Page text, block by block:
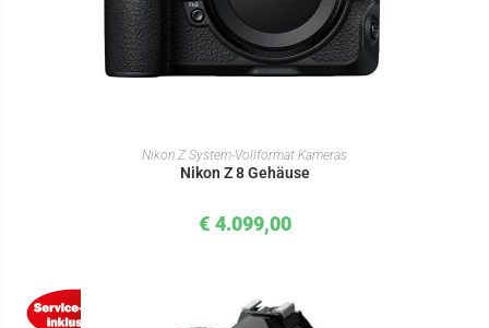
IN DEN WARENKORB
Nikon Z System-Vollformat Kameras
Nikon Z 8 Gehäuse
€ 4.099,00